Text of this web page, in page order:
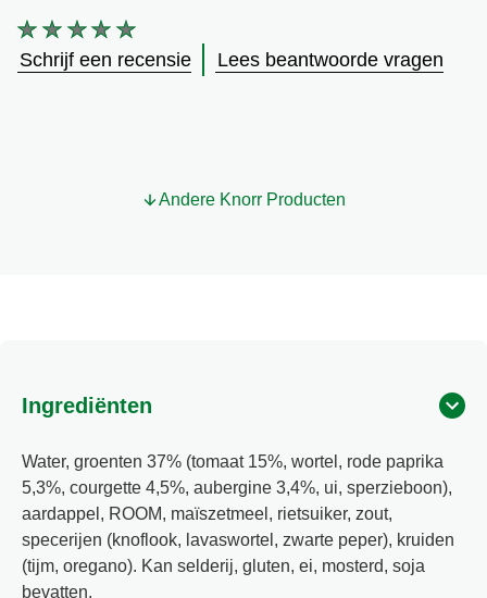
Geen
ingediend
Schrijf een recensie Lees beantwoorde vragen
Andere Knorr Producten
Ingrediënten
Water, groenten 37% (tomaat 15%, wortel, rode paprika
5,3%, courgette 4,5%, aubergine 3,4%, ui, sperzieboon),
aardappel, ROOM, maïszetmeel, rietsuiker, zout,
specerijen (knoflook, lavaswortel, zwarte peper), kruiden
(tijm, oregano). Kan selderij, gluten, ei, mosterd, soja
bevatten.